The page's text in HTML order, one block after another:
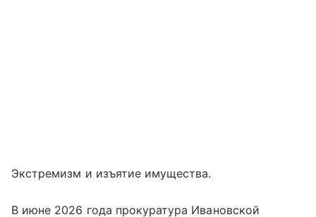
Экстремизм и изъятие имущества.
В июне 2026 года прокуратура Ивановской